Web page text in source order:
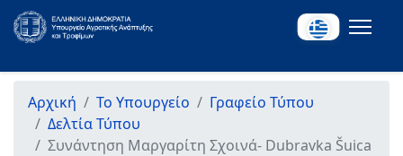
Αρχική Το Υπουργείο
Γραφείο Τύπου
Δελτία Τύπου
Συνάντηση Μαργαρίτη Σχοινά- Dubravka Šuica